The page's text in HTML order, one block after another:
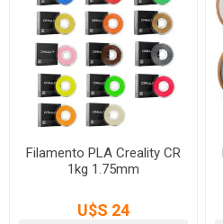
Filamento PLA Creality CR
1kg 1.75mm
U$S 24